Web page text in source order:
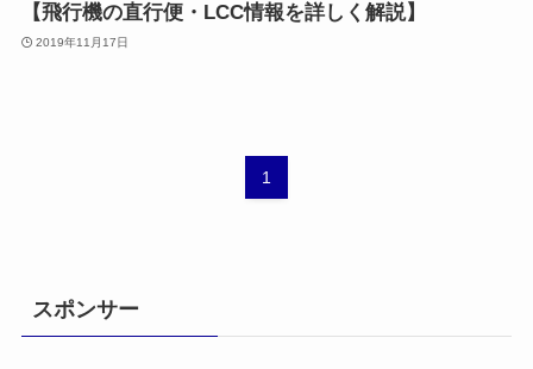
【飛行機の直行便・LCC情報を詳しく解説】
2019年11月17日
1
スポンサー